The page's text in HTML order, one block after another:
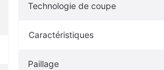
Technologie de coupe
Caractéristiques
Paillage